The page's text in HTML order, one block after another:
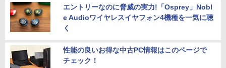
エントリーなのに脅威の実力!「Osprey」Nobl
e Audioワイヤレスイヤフォン4機種を一気に聴
く
性能の良いお得な中古PC情報はこのページで
チェック！